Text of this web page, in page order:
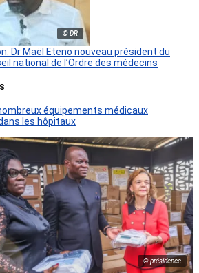
© DR
Dr Maël Eteno nouveau président du
national de l’Ordre des médecins
équipements médicaux
les hôpitaux
© présidence